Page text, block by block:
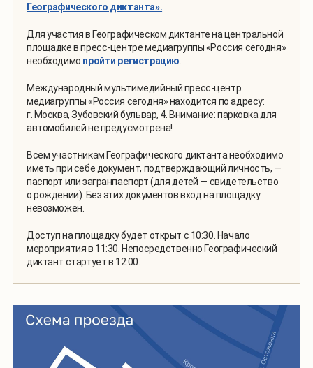
Географического диктанта».
Для участия в Географическом диктанте на центральной
площадке в пресс-центре медиагруппы «Россия сегодня»
необходимо пройти регистрацию
Международный мультимедийный пресс-центр
медиагруппы «Россия сегодня» находится по адресу:
г. Москва, Зубовский бульвар, 4. Внимание: парковка для
автомобилей не предусмотрена!
Всем участникам Географического диктанта необходимо
иметь при себе документ, подтверждающий личность, —
паспорт или загранпаспорт (для детей — свидетельство
о рождении). Без этих документов вход на площадку
невозможен.
Доступ на площадку будет открыт с 10:30. Начало
мероприятия в 11:30. Непосредственно Географический
диктант стартует в 12:00.